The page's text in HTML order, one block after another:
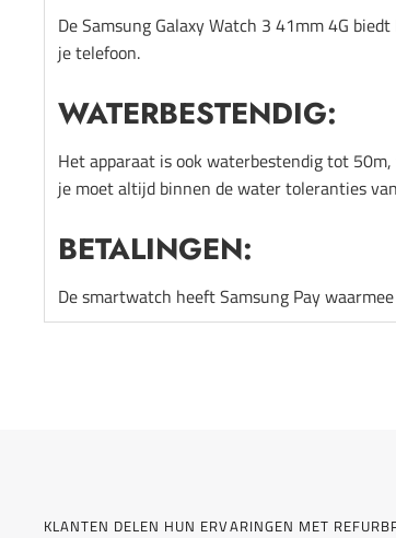
De Samsung Galaxy Watch 3 41mm 4G
je telefoon.
WATERBESTENDIG:
Het apparaat is ook waterbestendig tot
je moet altijd binnen de water toleranties
BETALINGEN:
De smartwatch heeft Samsung Pay
KLANTEN DELEN HUN ERVARINGEN MET